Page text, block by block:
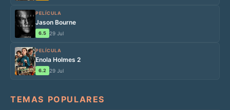
PELÍCULA
Jason Bourne
6.5 29 Jul
PELÍCULA
Enola Holmes 2
6.2 29 Jul
TEMAS POPULARES